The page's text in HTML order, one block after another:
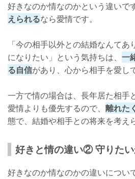
好きなのか情なのかという違いで
えられるなら愛情です。
「今の相手以外との結婚なんて
になりたい」という気持ちは、 一
る自信があり、心から相手を愛し
一方で情の場合は、長年居た相手
愛情よりも優先するので、 離れた
態で、結婚や相手との将来を考え
好きと情の違い② 守りた
好きなのか情なのかの違いについ